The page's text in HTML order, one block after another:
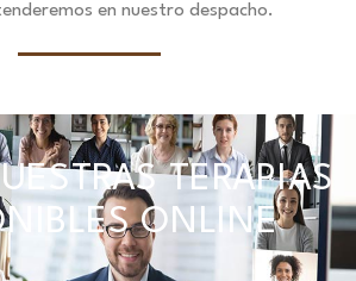
en nuestro despacho.
TERAPIAS
ONLINE